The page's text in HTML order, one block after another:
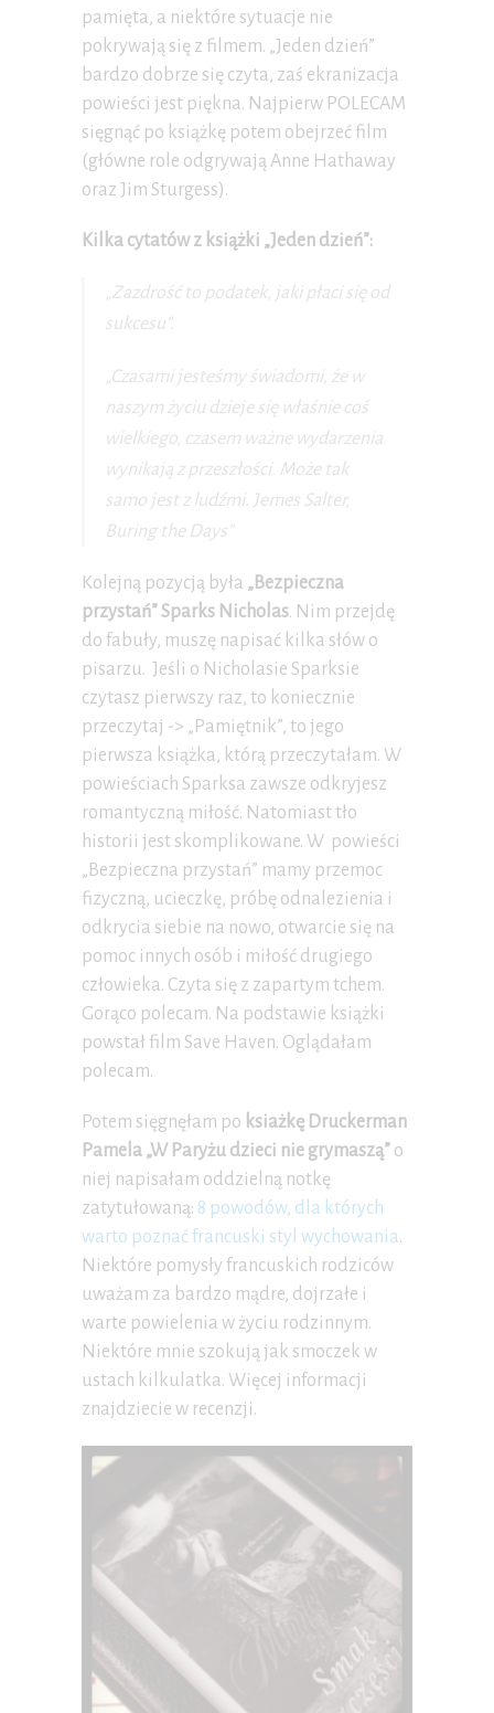
pamięta, a niektóre sytuacje nie
pokrywają się z filmem. „Jeden dzień”
bardzo dobrze się czyta, zaś ekranizacja
powieści jest piękna. Najpierw POLECAM
sięgnąć po książkę potem obejrzeć film
(główne role odgrywają Anne Hathaway
oraz Jim Sturgess).
Kilka cytatów z książki „Jeden dzień”:
„Zazdrość to podatek, jaki płaci się od
sukcesu”.
„Czasami jesteśmy świadomi, że w
naszym życiu dzieje się właśnie coś
wielkiego, czasem ważne wydarzenia
wynikają z przeszłości. Może tak
samo jest z ludźmi. Jemes Salter,
Buring the Days”
Kolejną pozycją była „Bezpieczna
przystań” Sparks Nicholas. Nim przejdę
do fabuły, muszę napisać kilka słów o
pisarzu. Jeśli o Nicholasie Sparksie
czytasz pierwszy raz, to koniecznie
przeczytaj -> „Pamiętnik”, to jego
pierwsza książka, którą przeczytałam. W
powieściach Sparksa zawsze odkryjesz
romantyczną miłość. Natomiast tło
historii jest skomplikowane. W powieści
„Bezpieczna przystań” mamy przemoc
fizyczną, ucieczkę, próbę odnalezienia i
odkrycia siebie na nowo, otwarcie się na
pomoc innych osób i miłość drugiego
człowieka. Czyta się z zapartym tchem.
Gorąco polecam. Na podstawie książki
powstał film Save Haven. Oglądałam
polecam.
Potem sięgnęłam po ksiażkę Druckerman
Pamela „W Paryżu dzieci nie grymaszą” o
niej napisałam oddzielną notkę
zatytułowaną: 8 powodów, dla których
warto poznać francuski styl wychowania.
Niektóre pomysły francuskich rodziców
uważam za bardzo mądre, dojrzałe i
warte powielenia w życiu rodzinnym.
Niektóre mnie szokują jak smoczek w
ustach kilkulatka. Więcej informacji
znajdziecie w recenzji.